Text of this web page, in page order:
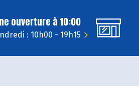
ouverture à 10:00
: 10h00 - 19h15